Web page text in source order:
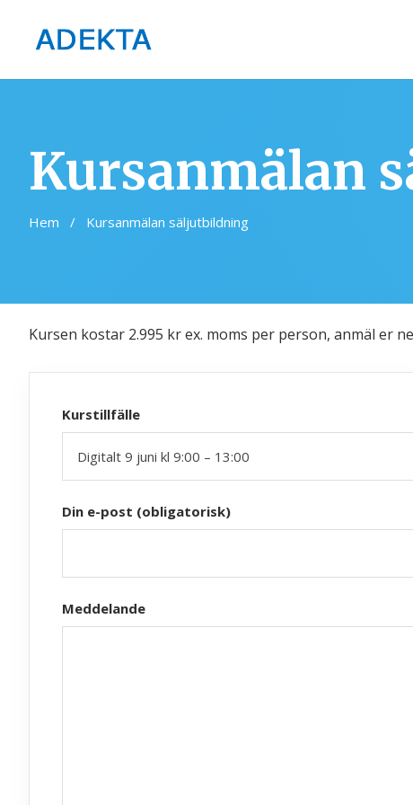
Kursanmälan
Hem / Kursanmälan säljutbildning
Kursen kostar 2.995 kr ex. moms per person, anmäl er
Kurstillfälle
Din e-post (obligatorisk)
Meddelande